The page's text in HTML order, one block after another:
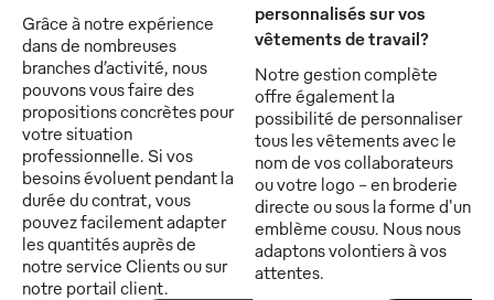
Grâce à notre expérience
dans de nombreuses
branches d’activité, nous
pouvons vous faire des
propositions concrètes pour
votre situation
professionnelle. Si vos
besoins évoluent pendant la
durée du contrat, vous
pouvez facilement adapter
les quantités auprès de
notre service Clients ou sur
notre portail client.
personnalisés sur vos
vêtements de travail?
Notre gestion complète
offre également la
possibilité de personnaliser
tous les vêtements avec le
nom de vos collaborateurs
ou votre logo - en broderie
directe ou sous la forme d'un
emblème cousu. Nous nous
adaptons volontiers à vos
attentes.